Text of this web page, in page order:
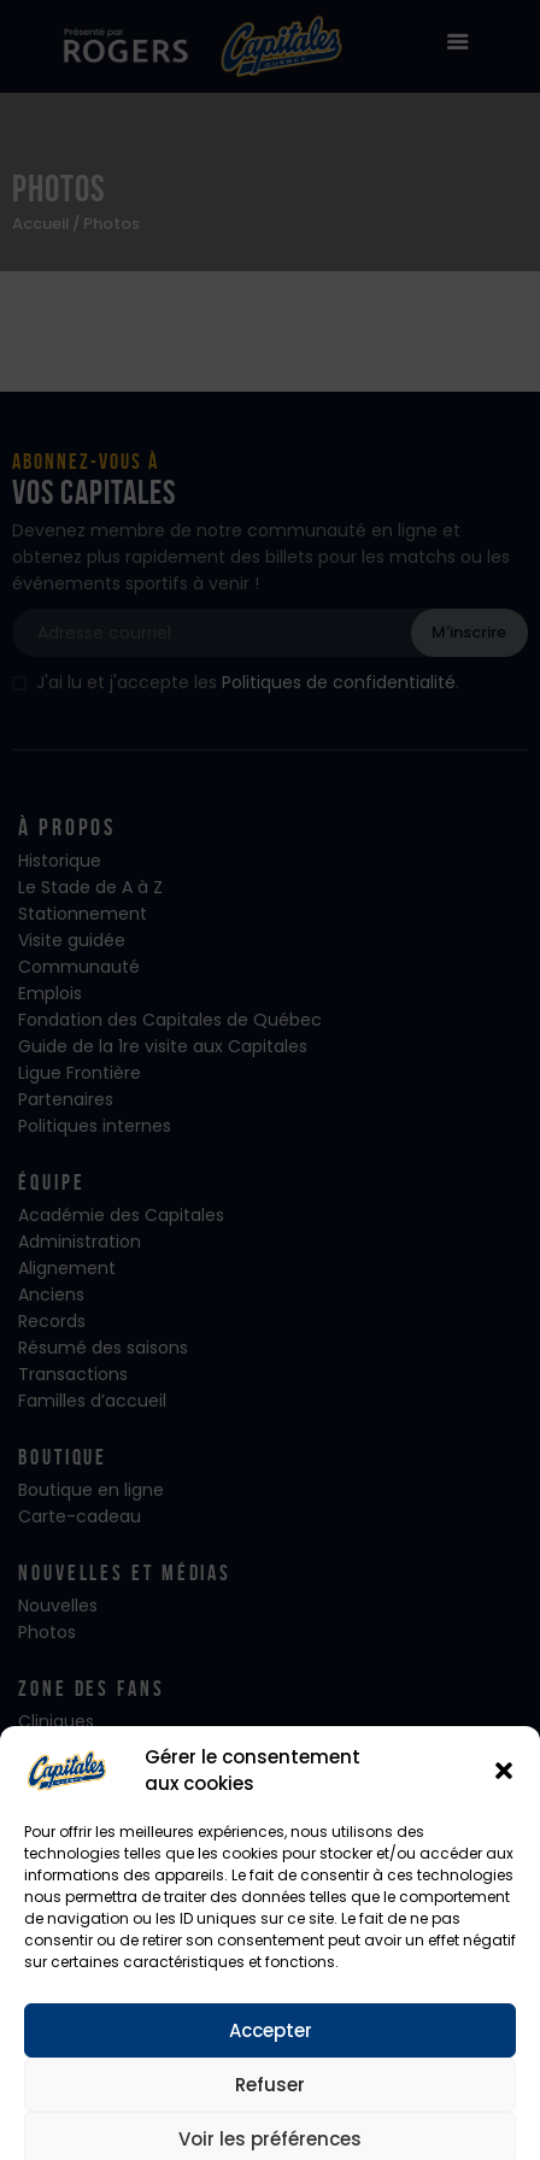
Gérer le consentement
aux cookies
Pour offrir les meilleures expériences, nous utilisons des
technologies telles que les cookies pour stocker et/ou accéder aux
informations des appareils. Le fait de consentir à ces technologies
nous permettra de traiter des données telles que le comportement
de navigation ou les ID uniques sur ce site. Le fait de ne pas
consentir ou de retirer son consentement peut avoir un effet négatif
sur certaines caractéristiques et fonctions.
Accepter
Refuser
Voir les préférences
Photos
Accueil Photos
Billetterie
Zone des fans
Abonnez-vous à
vos Capitales
Devenez membre de notre communauté en ligne et
obtenez plus rapidement des billets pour les matchs ou les
événements sportifs à venir !
J'ai lu et j'accepte les Politiques de confidentialité.
À propos
Historique
Le Stade de A à Z
Stationnement
Visite guidée
Communauté
Emplois
Fondation des Capitales de Québec
Guide de la 1re visite aux Capitales
Ligue Frontière
Partenaires
Politiques internes
Équipe
Académie des Capitales
Administration
Alignement
Anciens
Records
Résumé des saisons
Transactions
Familles d’accueil
Boutique
Boutique en ligne
Carte-cadeau
Nouvelles Et Médias
Nouvelles
Photos
Zone Des Fans
Cliniques
Club FanatiQ
Fan Club Desjardins
Alignement – Jour de Match
Journées de rêve
Notre mascotte Capi
Photo d’équipe
Facebook
Instagram